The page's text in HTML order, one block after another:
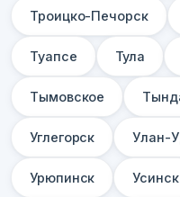
Троицко-Печорск
Туапсе Тула
Тымовское
Углегорск Улан-
Урюпинск Усинск